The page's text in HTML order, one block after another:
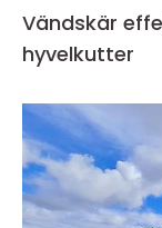
Vändskär effektiv och exakt bearbetning i
hyvelkutter